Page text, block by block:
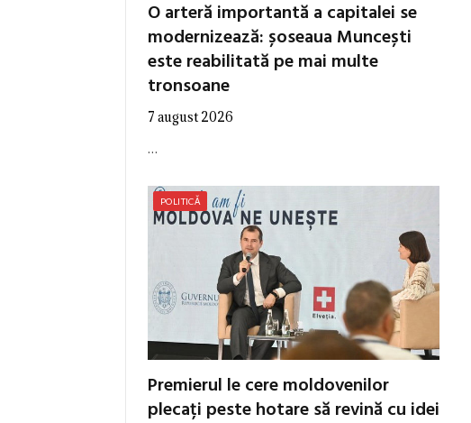
O arteră importantă a capitalei se
modernizează: șoseaua Muncești
este reabilitată pe mai multe
tronsoane
7 august 2026
…
POLITICĂ
Premierul le cere moldovenilor
plecați peste hotare să revină cu idei